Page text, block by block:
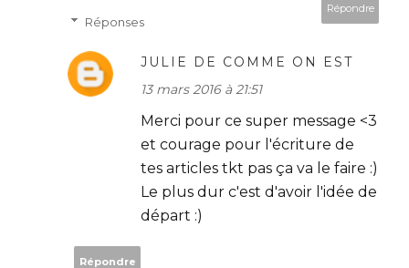
Répondre
Réponses
JULIE DE COMME ON EST
13 mars 2016 à 21:51
Merci pour ce super message <3
et courage pour l'écriture de
tes articles tkt pas ça va le faire :)
Le plus dur c'est d'avoir l'idée de
départ :)
Répondre